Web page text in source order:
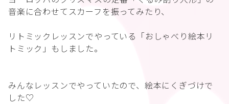
音楽に合わせてスカーフを振ってみたり、
リトミックレッスンでやっている「おしゃべり絵本リ
トミック」もしました。
みんなレッスンでやっていたので、絵本にくぎづけで
した♡